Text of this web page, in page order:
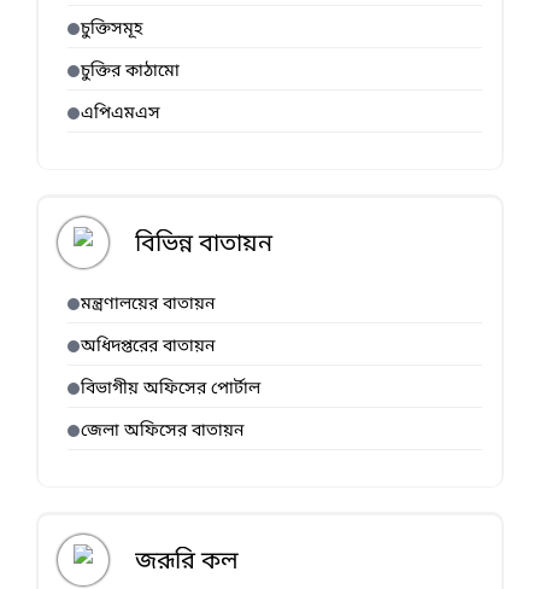
চুক্তিসমূহ
চুক্তির কাঠামো
এপিএমএস
বিভিন্ন বাতায়ন
মন্ত্রণালয়ের বাতায়ন
অধিদপ্তরের বাতায়ন
বিভাগীয় অফিসের পোর্টাল
জেলা অফিসের বাতায়ন
জরূরি কল